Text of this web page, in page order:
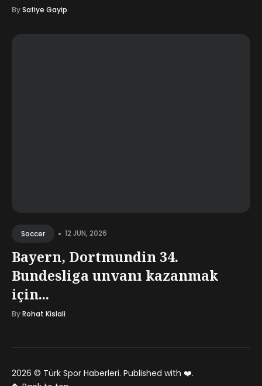
BySafiye Gayip
Soccer • 12 JUN, 2026
Bayern, Dortmundin 34.
Bundesliga unvanı kazanmak
için...
ByRohat Kislali
2026 © Türk Spor Haberleri. Published with ❤️.